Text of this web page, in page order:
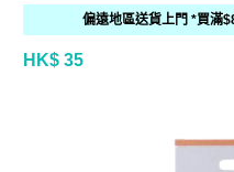
偏遠地區送貨上門 *買滿
HK$ 35